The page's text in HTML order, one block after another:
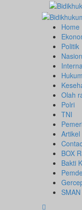
Primary
Menu
Home
Politik
Hukum
Olah
Polri
TNI
Artikel
BOX
Bakti